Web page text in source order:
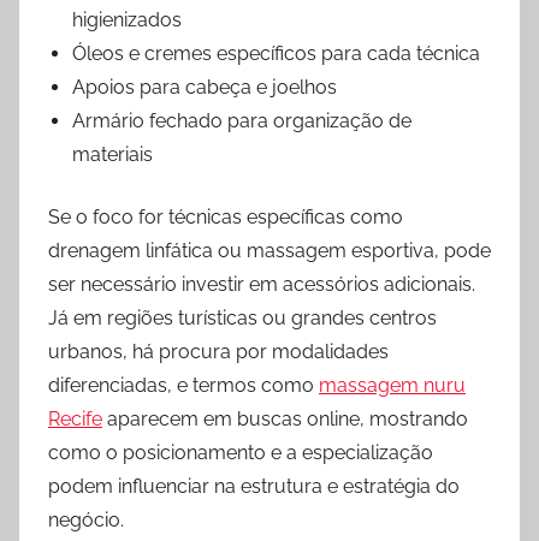
higienizados
Óleos e cremes específicos para cada técnica
Apoios para cabeça e joelhos
Armário fechado para organização de
materiais
Se o foco for técnicas específicas como
drenagem linfática ou massagem esportiva, pode
ser necessário investir em acessórios adicionais.
Já em regiões turísticas ou grandes centros
urbanos, há procura por modalidades
diferenciadas, e termos como massagem nuru
Recife aparecem em buscas online, mostrando
como o posicionamento e a especialização
podem influenciar na estrutura e estratégia do
negócio.